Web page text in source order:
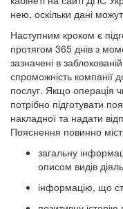
нею, оскільки дані
Наступним кроком є
протягом 365 днів з
зазначені в
спроможність компанії
послуг. Якщо операція
потрібно підготувати
накладної та надати
Пояснення повинно
загальну
описом видів
інформацію, що